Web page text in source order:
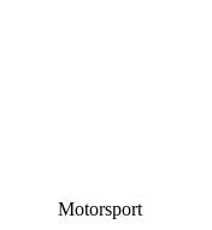
Motorsport